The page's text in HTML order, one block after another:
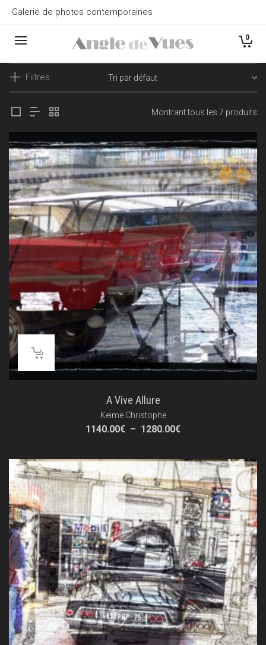
Galerie de photos contemporaines
0
Filtres
Montrant tous les 7 produits
A Vive Allure
Keime Christophe
1140.00€ – 1280.00€Plage
1140.00€
à
1280.00€